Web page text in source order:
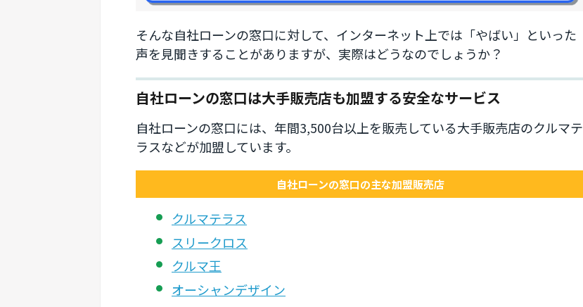
そんな自社ローンの窓口に対して、インターネット上では「やばい」といった
声を見聞きすることがありますが、実際はどうなのでしょうか？
自社ローンの窓口は大手販売店も加盟する安全なサービス
自社ローンの窓口には、年間3,500台以上を販売している大手販売店のクルマテ
ラスなどが加盟しています。
自社ローンの窓口の主な加盟販売店
クルマテラス
スリークロス
クルマ王
オーシャンデザイン